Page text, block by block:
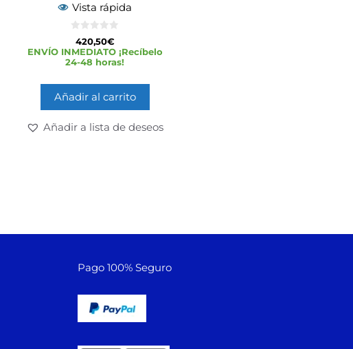
Vista rápida
d
e
5
420,50€
ENVÍO INMEDIATO ¡Recíbelo
24-48 horas!
Añadir al carrito
Añadir a lista de deseos
Pago 100% Seguro